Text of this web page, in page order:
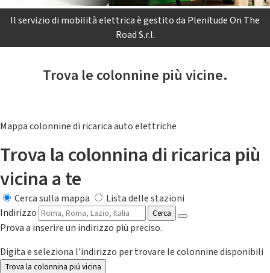
Il servizio di mobilità elettrica è gestito da Plenitude On The
Road S.r.l.
Trova le colonnine più vicine.
Mappa colonnine di ricarica auto elettriche
Trova la colonnina di ricarica più
vicina a te
Cerca sulla mappa
Lista delle stazioni
Indirizzo
Cerca
Prova a inserire un indirizzo più preciso.
Digita e seleziona l'indirizzo per trovare le colonnine disponibili
Trova la colonnina piú vicina